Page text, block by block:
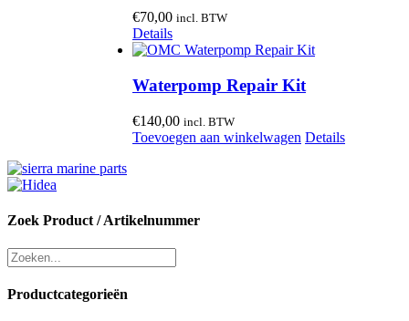
€70,00 incl. BTW
Details
Waterpomp Repair Kit
€140,00 incl. BTW
Toevoegen aan winkelwagen Details
Zoek Product / Artikelnummer
Productcategorieën